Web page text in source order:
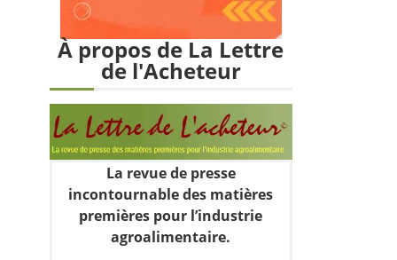
À propos de La Lettre
de l'Acheteur
La revue de presse
incontournable des matières
premières pour l’industrie
agroalimentaire.